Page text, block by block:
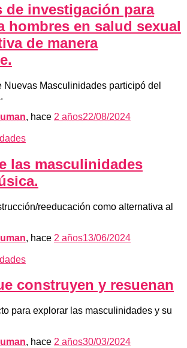
de investigación para
hombres en salud sexual
de manera
Nuevas Masculinidades participó del
, hace 2 años22/08/2024
las masculinidades
reeducación como alternativa al
, hace 2 años13/06/2024
construyen y resuenan
para explorar las masculinidades y su
, hace 2 años30/03/2024